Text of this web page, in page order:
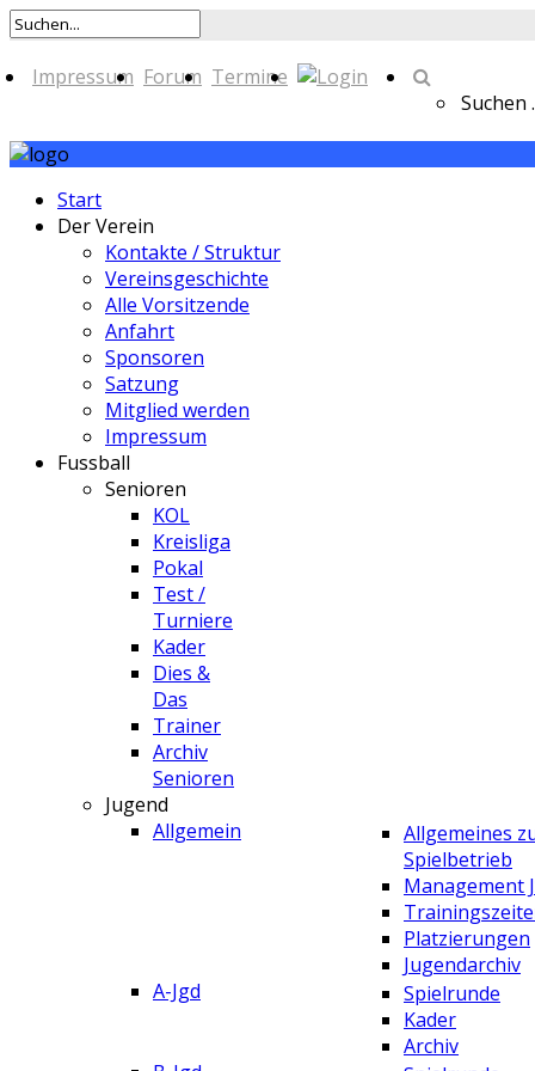
Impressum Forum Termine
Suchen
Start
Der Verein
Kontakte / Struktur
Vereinsgeschichte
Alle Vorsitzende
Anfahrt
Sponsoren
Satzung
Mitglied werden
Impressum
Fussball
Senioren
KOL
Kreisliga
Pokal
Test /
Turniere
Kader
Dies &
Das
Trainer
Archiv
Senioren
Jugend
Allgemein
Allgemeines
Spielbetrieb
Management
Platzierungen
Jugendarchiv
A-Jgd
Spielrunde
Kader
Archiv